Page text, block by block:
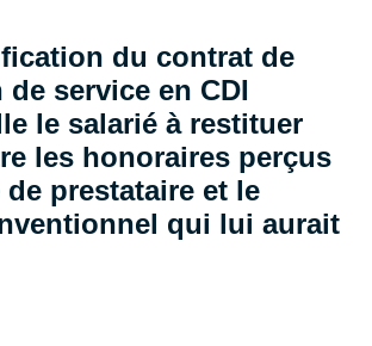
du contrat de
service en CDI
le salarié à restituer
les honoraires perçus
prestataire et le
qui lui aurait